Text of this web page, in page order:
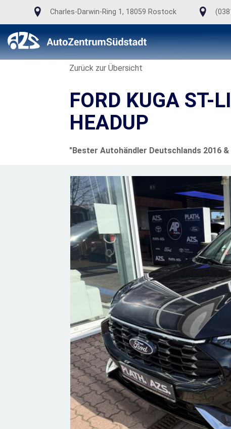
Charles-Darwin-Ring 1, 18059 Rostock
Zurück zur Übersicht
FORD KUGA ST-
HEADUP
"Bester Autohändler Deutschlands 2016